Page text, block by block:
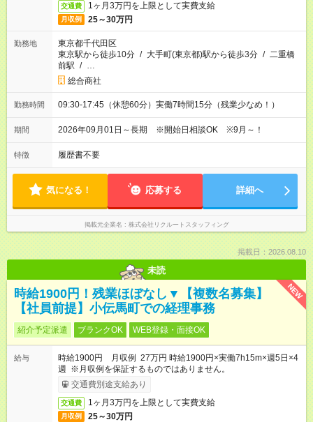
交通費 1ヶ月3万円を上限として実費支給
月収例 25～30万円
勤務地
東京都千代田区
東京駅から徒歩10分 / 大手町(東京都)駅から徒歩3分 / 二重橋
前駅 / …
総合商社
勤務時間 09:30-17:45（休憩60分）実働7時間15分（残業少なめ！）
期間 2026年09月01日～長期 ※開始日相談OK ※9月～！
特徴 履歴書不要
気になる！ 応募する 詳細へ
掲載元企業名 株式会社リクルートスタッフィング
掲載日：2026.08.10
未読
NEW
時給1900円！残業ほぼなし▼【複数名募集】
【社員前提】小伝馬町での経理事務
紹介予定派遣 ブランクOK WEB登録・面接OK
給与
時給1900円 月収例 27万円 時給1900円×実働7h15m×週5日×4
週 ※月収例を保証するものではありません。
交通費別途支給あり
交通費 1ヶ月3万円を上限として実費支給
月収例 25～30万円